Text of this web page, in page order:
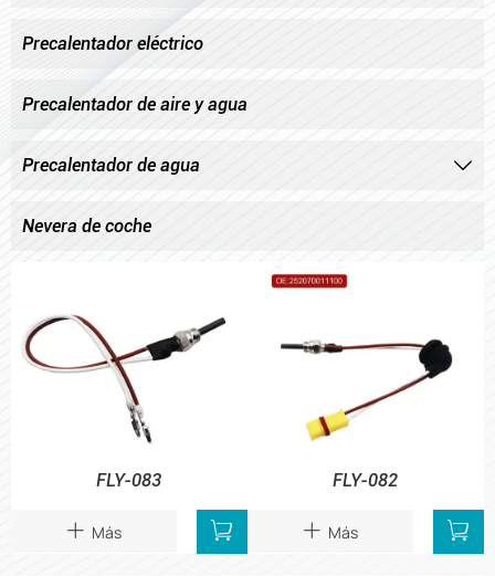
Precalentador eléctrico
Precalentador de aire y agua
Precalentador de agua 
Nevera de coche
FLY-083
 Más 
FLY-082
 Más 